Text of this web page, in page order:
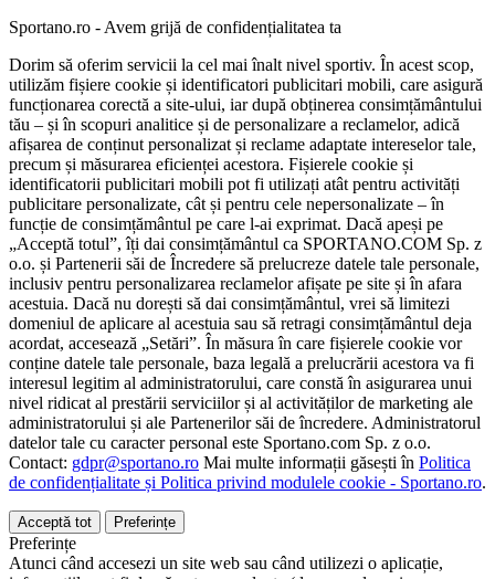
Sportano.ro - Avem grijă de confidențialitatea ta
Dorim să oferim servicii la cel mai înalt nivel sportiv. În acest scop,
utilizăm fișiere cookie și identificatori publicitari mobili, care asigură
funcționarea corectă a site-ului, iar după obținerea consimțământului
tău – și în scopuri analitice și de personalizare a reclamelor, adică
afișarea de conținut personalizat și reclame adaptate intereselor tale,
precum și măsurarea eficienței acestora. Fișierele cookie și
identificatorii publicitari mobili pot fi utilizați atât pentru activități
publicitare personalizate, cât și pentru cele nepersonalizate – în
funcție de consimțământul pe care l-ai exprimat. Dacă apeși pe
„Acceptă totul”, îți dai consimțământul ca SPORTANO.COM Sp. z
o.o. și Partenerii săi de Încredere să prelucreze datele tale personale,
inclusiv pentru personalizarea reclamelor afișate pe site și în afara
acestuia. Dacă nu dorești să dai consimțământul, vrei să limitezi
domeniul de aplicare al acestuia sau să retragi consimțământul deja
acordat, accesează „Setări”. În măsura în care fișierele cookie vor
conține datele tale personale, baza legală a prelucrării acestora va fi
interesul legitim al administratorului, care constă în asigurarea unui
nivel ridicat al prestării serviciilor și al activităților de marketing ale
administratorului și ale Partenerilor săi de încredere. Administratorul
datelor tale cu caracter personal este Sportano.com Sp. z o.o.
Contact: gdpr@sportano.ro Mai multe informații găsești în Politica
de confidențialitate și Politica privind modulele cookie - Sportano.ro.
Acceptă tot Preferințe
Preferințe
Atunci când accesezi un site web sau când utilizezi o aplicație,